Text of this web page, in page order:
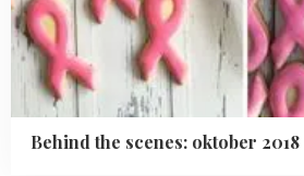
Behind the scenes: oktober 2018